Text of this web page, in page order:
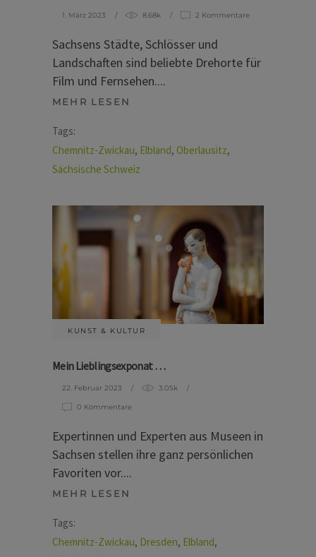
1. März 2023 8.68k 2 Kommentare
Sachsens Städte, Schlösser und
Landschaften sind beliebte Drehorte für
Film und Fernsehen.
MEHR LESEN
Tags:
Chemnitz-Zwickau, Elbland, Oberlausitz,
Sächsische Schweiz
KUNST & KULTUR
Mein Lieblingsexponat …
22. Februar 2023 3.05k
0 Kommentare
Expertinnen und Experten aus Museen in
Sachsen stellen ihre ganz persönlichen
Favoriten vor.
MEHR LESEN
Tags:
Chemnitz-Zwickau, Dresden, Elbland,